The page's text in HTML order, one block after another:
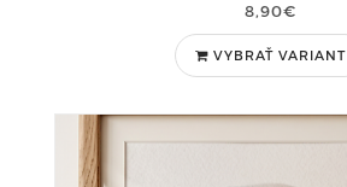
8,90€
VYBRAŤ VARIANT